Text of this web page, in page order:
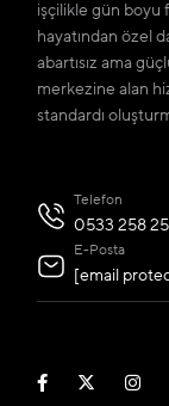
işçilikle gün boyu
hayatından özel
abartısız ama
merkezine alan
standardı
Telefon
0533 258
E-Posta
[email